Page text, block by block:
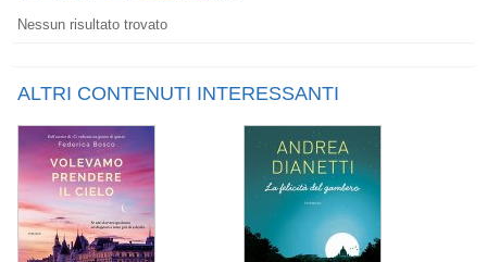
Nessun risultato trovato
ALTRI CONTENUTI INTERESSANTI